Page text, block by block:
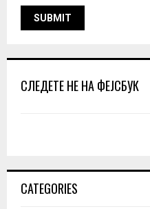
СЛЕДЕТЕ НЕ НА ФЕЈСБУК
CATEGORIES